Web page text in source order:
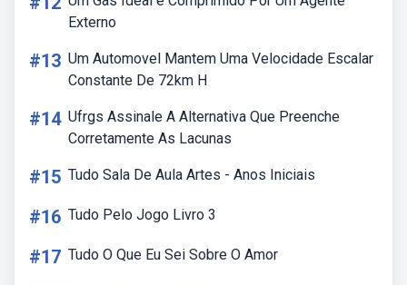
Externo
#13 Um Automovel Mantem Uma Velocidade Escalar
Constante De 72km H
#14 Ufrgs Assinale A Alternativa Que Preenche
Corretamente As Lacunas
#15 Tudo Sala De Aula Artes - Anos Iniciais
#16 Tudo Pelo Jogo Livro 3
#17 Tudo O Que Eu Sei Sobre O Amor